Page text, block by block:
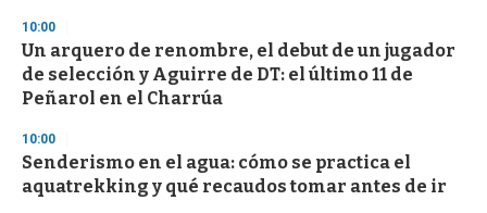
d
s
10:00
Un arquero de renombre, el debut de un jugador
de selección y Aguirre de DT: el último 11 de
Peñarol en el Charrúa
10:00
Senderismo en el agua: cómo se practica el
aquatrekking y qué recaudos tomar antes de ir